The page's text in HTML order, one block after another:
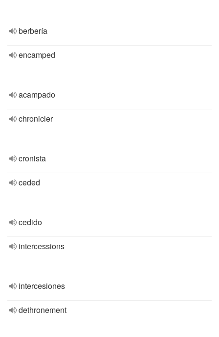
berbería
encamped
acampado
chronicler
cronista
ceded
cedido
intercessions
intercesiones
dethronement